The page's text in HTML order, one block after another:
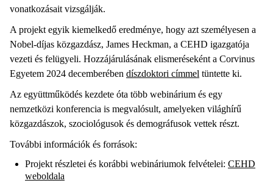
vonatkozásait vizsgálják.
A projekt egyik kiemelkedő eredménye, hogy azt személyesen a
Nobel-díjas közgazdász, James Heckman, a CEHD igazgatója
vezeti és felügyeli. Hozzájárulásának elismeréseként a Corvinus
Egyetem 2024 decemberében díszdoktori címmel tüntette ki.
Az együttműködés kezdete óta több webinárium és egy
nemzetközi konferencia is megvalósult, amelyeken világhírű
közgazdászok, szociológusok és demográfusok vettek részt.
További információk és források:
Projekt részletei és korábbi webináriumok felvételei: CEHD
weboldala